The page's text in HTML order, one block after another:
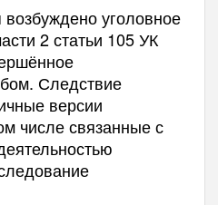
уголовное
2 статьи 105 УК
Следствие
версии
числе связанные с